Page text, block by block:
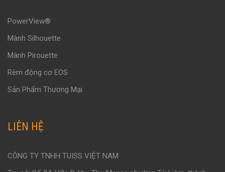
PowerView®
Mành Silhouette
Mành Pirouette
Rèm động cơ EOS
Sản Phẩm Thương Mại
LIÊN HỆ
CÔNG TY TNHH TUISS VIỆT NAM